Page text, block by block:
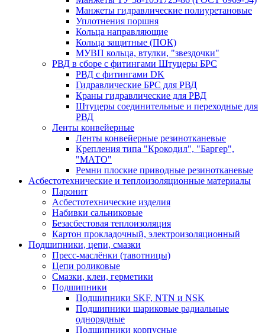
Манжеты гидравлические полиуретановые
Уплотнения поршня
Кольца направляющие
Кольца защитные (ПОК)
МУВП кольца, втулки, "звездочки"
РВД в сборе с фитингами Штуцеры БРС
РВД с фитингами DK
Гидравлические БРС для РВД
Краны гидравлические для РВД
Штуцеры соединительные и переходные для
РВД
Ленты конвейерные
Ленты конвейерные резинотканевые
Крепления типа "Крокодил", "Баргер",
"МАТО"
Ремни плоские приводные резинотканевые
Асбестотехнические и теплоизоляционные материалы
Паронит
Асбестотехнические изделия
Набивки сальниковые
Безасбестовая теплоизоляция
Картон прокладочный, электроизоляционный
Подшипники, цепи, смазки
Пресс-маслёнки (тавотницы)
Цепи роликовые
Смазки, клеи, герметики
Подшипники
Подшипники SKF, NTN и NSK
Подшипники шариковые радиальные
однорядные
Подшипники корпусные